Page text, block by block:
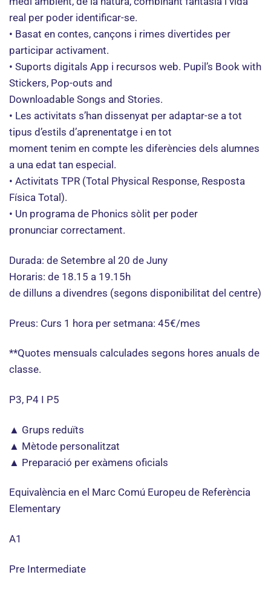
real per poder identificar-se.
• Basat en contes, cançons i rimes divertides per
participar activament.
• Suports digitals App i recursos web. Pupil’s Book with
Stickers, Pop-outs and
Downloadable Songs and Stories.
• Les activitats s’han dissenyat per adaptar-se a tot
tipus d’estils d’aprenentatge i en tot
moment tenim en compte les diferències dels alumnes
a una edat tan especial.
• Activitats TPR (Total Physical Response, Resposta
Física Total).
• Un programa de Phonics sòlit per poder
pronunciar correctament.
Durada: de Setembre al 20 de Juny
Horaris: de 18.15 a 19.15h
de dilluns a divendres (segons disponibilitat del centre)
Preus: Curs 1 hora per setmana: 45€/mes
**Quotes mensuals calculades segons hores anuals de
classe.
P3, P4 I P5
▲ Grups reduïts
▲ Mètode personalitzat
▲ Preparació per exàmens oficials
Equivalència en el Marc Comú Europeu de Referència
Elementary
A1
Pre Intermediate